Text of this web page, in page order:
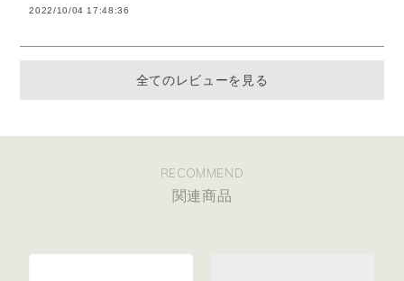
2022/10/04 17:48:36
全てのレビューを見る
RECOMMEND
関連商品